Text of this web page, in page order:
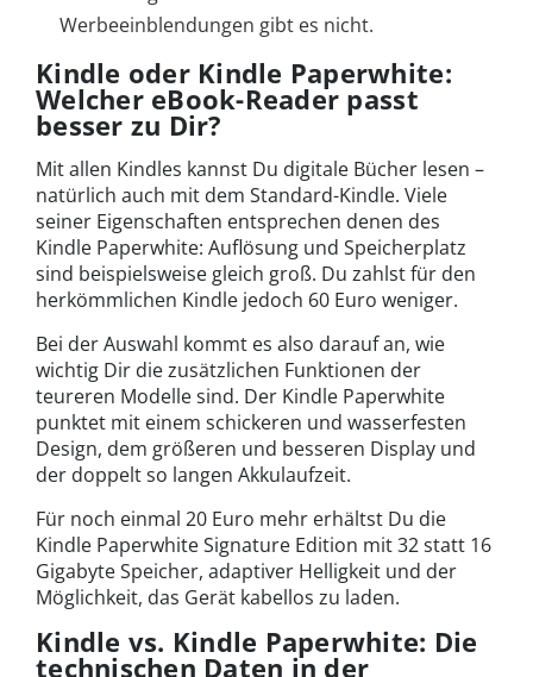
Werbeeinblendungen gibt es nicht.
Kindle oder Kindle Paperwhite:
Welcher eBook-Reader passt
besser zu Dir?
Mit allen Kindles kannst Du digitale Bücher lesen –
natürlich auch mit dem Standard-Kindle. Viele
seiner Eigenschaften entsprechen denen des
Kindle Paperwhite: Auflösung und Speicherplatz
sind beispielsweise gleich groß. Du zahlst für den
herkömmlichen Kindle jedoch 60 Euro weniger.
Bei der Auswahl kommt es also darauf an, wie
wichtig Dir die zusätzlichen Funktionen der
teureren Modelle sind. Der Kindle Paperwhite
punktet mit einem schickeren und wasserfesten
Design, dem größeren und besseren Display und
der doppelt so langen Akkulaufzeit.
Für noch einmal 20 Euro mehr erhältst Du die
Kindle Paperwhite Signature Edition mit 32 statt 16
Gigabyte Speicher, adaptiver Helligkeit und der
Möglichkeit, das Gerät kabellos zu laden.
Kindle vs. Kindle Paperwhite: Die
technischen Daten in der